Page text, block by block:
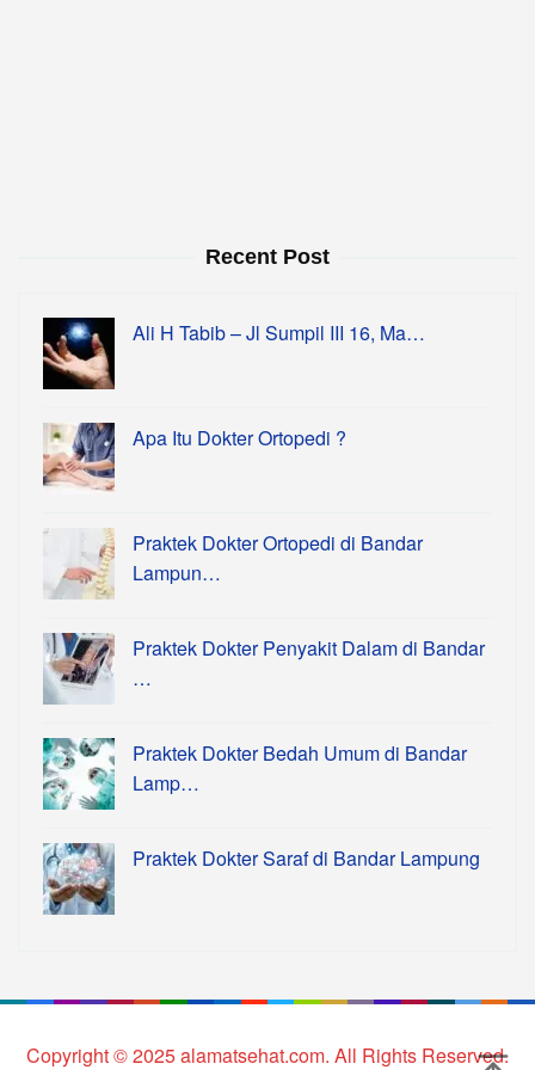
Recent Post
Ali H Tabib – Jl Sumpil III 16, Ma…
Apa Itu Dokter Ortopedi ?
Praktek Dokter Ortopedi di Bandar
Lampun…
Praktek Dokter Penyakit Dalam di Bandar
…
Praktek Dokter Bedah Umum di Bandar
Lamp…
Praktek Dokter Saraf di Bandar Lampung
Copyright © 2025 alamatsehat.com. All Rights Reserved.